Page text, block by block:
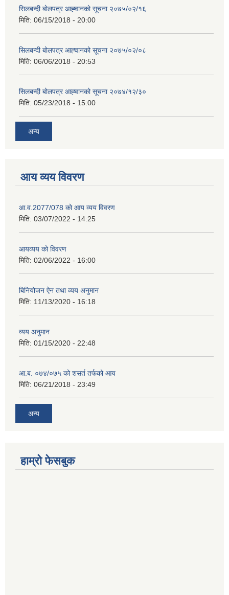
सिलबन्दी बोलपत्र आह्‍वानको सूचना २०७५/०२/१६
मिति: 06/15/2018 - 20:00
सिलबन्दी बोलपत्र आह्‍वानको सूचना २०७५/०२/०८
मिति: 06/06/2018 - 20:53
सिलबन्दी बोलपत्र आह्‍वानको सूचना २०७४/१२/३०
मिति: 05/23/2018 - 15:00
अन्य
आय व्यय विवरण
आ.व.2077/078 को आय व्यय विवरण
मिति: 03/07/2022 - 14:25
आयव्यय को विवरण
मिति: 02/06/2022 - 16:00
बिनियोजन ऐन तथा व्यय अनुमान
मिति: 11/13/2020 - 16:18
व्यय अनुमान
मिति: 01/15/2020 - 22:48
आ.ब. ०७४/०७५ को शसर्त तर्फको आय
मिति: 06/21/2018 - 23:49
अन्य
हाम्रो फेसबुक